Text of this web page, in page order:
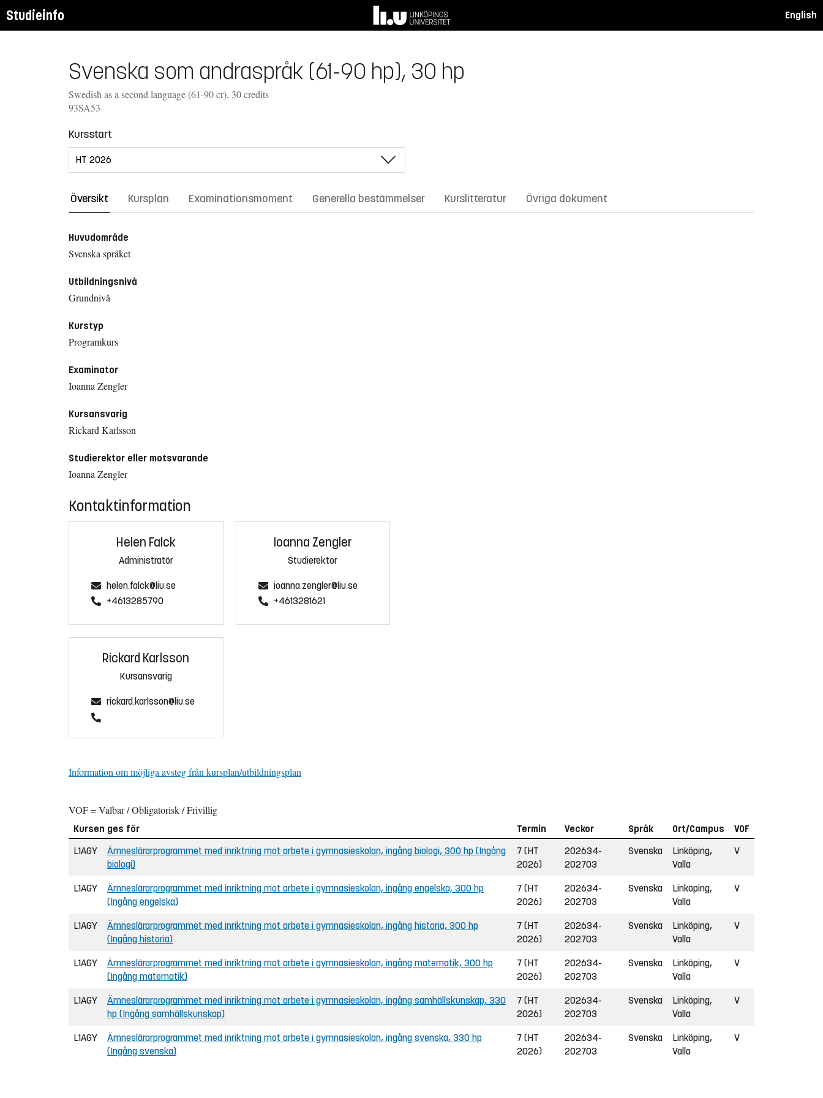
Studieinfo English
Svenska som andraspråk (61-90 hp), 30 hp
Swedish as a second language (61-90 cr), 30 credits
93SA53
Kursstart
Översikt Kursplan Examinationsmoment Generella bestämmelser Kurslitteratur Övriga dokument
Huvudområde
Svenska språket
Utbildningsnivå
Grundnivå
Kurstyp
Programkurs
Examinator
Ioanna Zengler
Kursansvarig
Rickard Karlsson
Studierektor eller motsvarande
Ioanna Zengler
Kontaktinformation
Helen Falck
Administratör
helen.falck@liu.se
+4613285790
Ioanna Zengler
Studierektor
ioanna.zengler@liu.se
+4613281621
Rickard Karlsson
Kursansvarig
rickard.karlsson@liu.se
Information om möjliga avsteg från kursplan/utbildningsplan
VOF = Valbar / Obligatorisk / Frivillig
Kursen ges för Termin Veckor Språk Ort/Campus
VOF
L1AGY
Ämneslärarprogrammet med inriktning mot arbete i gymnasieskolan, ingång biologi, 300 hp (Ingång
biologi)
7 (HT
2026)
202634-
202703
Svenska
Linköping,
Valla
V
L1AGY
Ämneslärarprogrammet med inriktning mot arbete i gymnasieskolan, ingång engelska, 300 hp
(Ingång engelska)
7 (HT
2026)
202634-
202703
Svenska
Linköping,
Valla
V
L1AGY
Ämneslärarprogrammet med inriktning mot arbete i gymnasieskolan, ingång historia, 300 hp
(Ingång historia)
7 (HT
2026)
202634-
202703
Svenska
Linköping,
Valla
V
L1AGY
Ämneslärarprogrammet med inriktning mot arbete i gymnasieskolan, ingång matematik, 300 hp
(Ingång matematik)
7 (HT
2026)
202634-
202703
Svenska
Linköping,
Valla
V
L1AGY
Ämneslärarprogrammet med inriktning mot arbete i gymnasieskolan, ingång samhällskunskap, 330
hp (Ingång samhällskunskap)
7 (HT
2026)
202634-
202703
Svenska
Linköping,
Valla
V
L1AGY
Ämneslärarprogrammet med inriktning mot arbete i gymnasieskolan, ingång svenska, 330 hp
(Ingång svenska)
7 (HT
2026)
202634-
202703
Svenska
Linköping,
Valla
V